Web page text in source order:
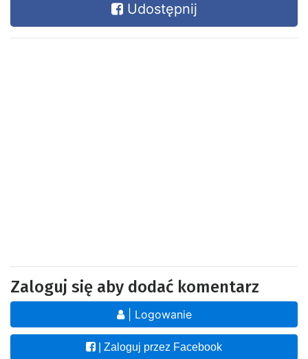
Udostępnij
Zaloguj się aby dodać komentarz
| Logowanie
| Zaloguj przez Facebook